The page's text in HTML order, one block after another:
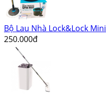
Bộ Lau Nhà Lock&Lock
250.000đ